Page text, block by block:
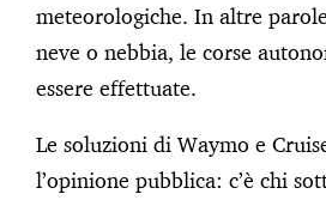
meteorologiche. In altre
neve o nebbia, le corse
essere effettuate.
Le soluzioni di Waymo e
l’opinione pubblica: c’è chi